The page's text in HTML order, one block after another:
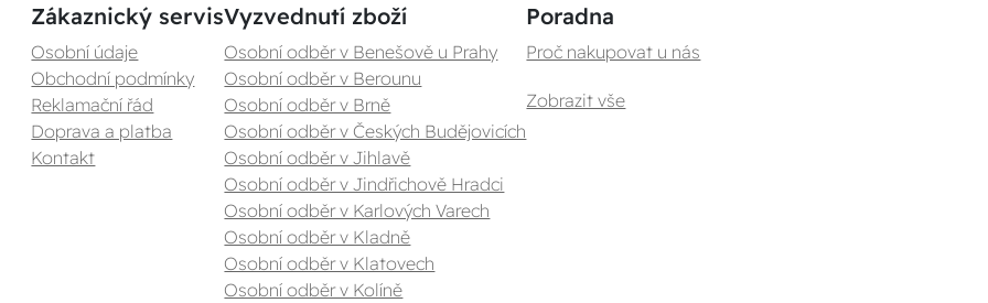
Zákaznický servis
Osobní údaje
Obchodní podmínky
Reklamační řád
Doprava a platba
Kontakt
Vyzvednutí zboží
Osobní odběr v Benešově u Prahy
Osobní odběr v Berounu
Osobní odběr v Brně
Osobní odběr v Českých Budějovicích
Osobní odběr v Jihlavě
Osobní odběr v Jindřichově Hradci
Osobní odběr v Karlových Varech
Osobní odběr v Kladně
Osobní odběr v Klatovech
Osobní odběr v Kolíně
Poradna
Proč nakupovat u nás
Zobrazit vše